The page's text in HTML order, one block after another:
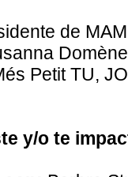
de
Petit TU,
y/o te